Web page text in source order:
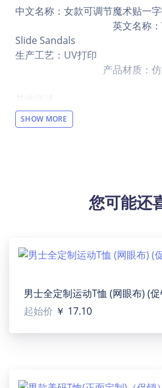
中文名称：女款可调节
英文名称：
Slide Sandals
生产工艺：
产品材质：仿超
【设计说明】全幅印花，内里,车
【材质说明】仿超纤革
【产品性能】采用轻质软质材料
【适用场景】日常，居家，外出
【洗涤说明】可水洗
设计提示：
印刷区域图片大小：
左下（Left-down）: 1165 x 579
温馨提示：
该图片展示效果仅供参考，最终效
正常现象，将不予纳入售后处理范
SHOW MORE
您可能还
男士全定制运动T恤 (网眼布) (
起始价 ￥ 17.10